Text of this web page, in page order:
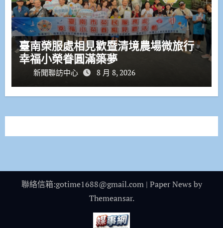
臺南榮服處相見歡暨清境農場微旅行
幸福小榮眷圓滿築夢
新聞聯訪中心 8 月 8, 2026
聯絡信箱:gotime1688@gmail.com | Paper News by
Themeansar.